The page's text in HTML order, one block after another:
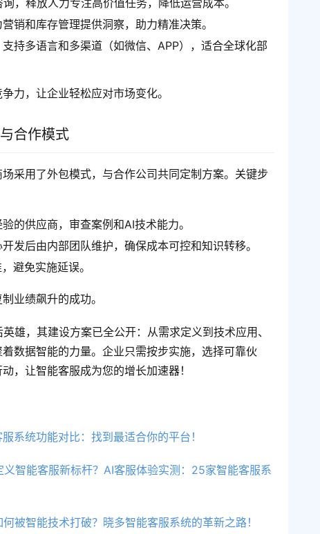
销和库存管理提供洞察，助力精准决策。
持多语言和多渠道（如微信、APP），适合全球化部
力，让企业轻松应对市场变化。
合作模式
采用了外包模式，与合作公司共同定制方案。关键步
的供应商，审查案例和AI技术能力。
发后由内部团队维护，确保成本可控和知识转移。
避免实施延误。
业绩飙升的成功。
雄，其建设方案已全公开：从需求定义到技术应用、
数据智能的力量。企业只需按步实施，选择可靠伙
，让智能客服成为您的增长加速器！
系统功能对比：找到最适合你的平台！
智能客服新标杆？AI客服体验实测：25家智能客服系
被智能技术打破？晓多智能客服系统的革新之路！